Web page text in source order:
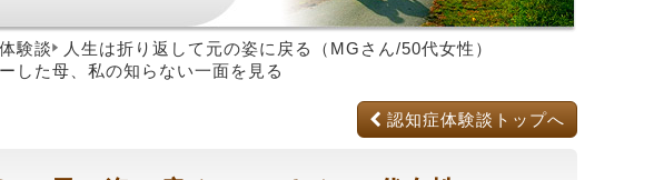
験談
人生は折り返して元の姿に戻る（MGさん/50代女性）
した母、私の知らない一面を見る
認知症体験談トップへ